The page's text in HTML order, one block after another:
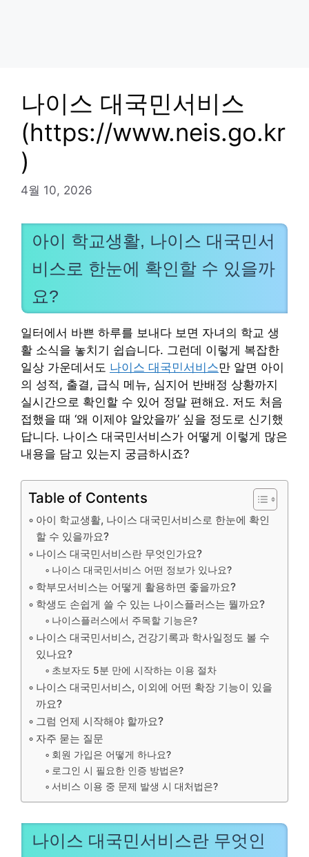
나이스 대국민서비스
(https://www.neis.go.kr
)
4월 10, 2026
아이 학교생활, 나이스 대국민서
비스로 한눈에 확인할 수 있을까
요?
일터에서 바쁜 하루를 보내다 보면 자녀의 학교 생
활 소식을 놓치기 쉽습니다. 그런데 이렇게 복잡한
일상 가운데서도 나이스 대국민서비스만 알면 아이
의 성적, 출결, 급식 메뉴, 심지어 반배정 상황까지
실시간으로 확인할 수 있어 정말 편해요. 저도 처음
접했을 때 ‘왜 이제야 알았을까’ 싶을 정도로 신기했
답니다. 나이스 대국민서비스가 어떻게 이렇게 많은
내용을 담고 있는지 궁금하시죠?
Table of Contents
아이 학교생활, 나이스 대국민서비스로 한눈에 확인
할 수 있을까요?
나이스 대국민서비스란 무엇인가요?
나이스 대국민서비스 어떤 정보가 있나요?
학부모서비스는 어떻게 활용하면 좋을까요?
학생도 손쉽게 쓸 수 있는 나이스플러스는 뭘까요?
나이스플러스에서 주목할 기능은?
나이스 대국민서비스, 건강기록과 학사일정도 볼 수
있나요?
초보자도 5분 만에 시작하는 이용 절차
나이스 대국민서비스, 이외에 어떤 확장 기능이 있을
까요?
그럼 언제 시작해야 할까요?
자주 묻는 질문
회원 가입은 어떻게 하나요?
로그인 시 필요한 인증 방법은?
서비스 이용 중 문제 발생 시 대처법은?
나이스 대국민서비스란 무엇인